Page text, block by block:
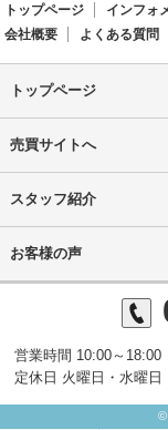
トップページ インフォ
会社概要
よくある質問
トップページ
売買サイトへ
スタッフ紹介
お客様の声
営業時間 10:00～18:00
定休日 火曜日・水曜日
©